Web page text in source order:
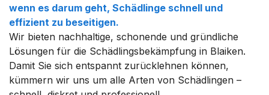
wenn es darum geht, Schädlinge schnell und
effizient zu beseitigen.
Wir bieten nachhaltige, schonende und gründliche
Lösungen für die Schädlingsbekämpfung in Blaiken.
Damit Sie sich entspannt zurücklehnen können,
kümmern wir uns um alle Arten von Schädlingen –